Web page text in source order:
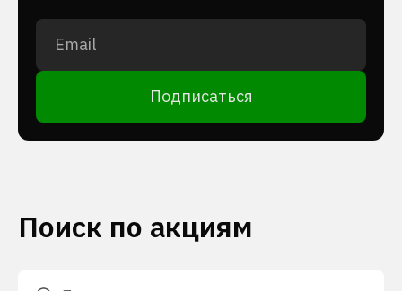
Подписаться
Поиск по акциям